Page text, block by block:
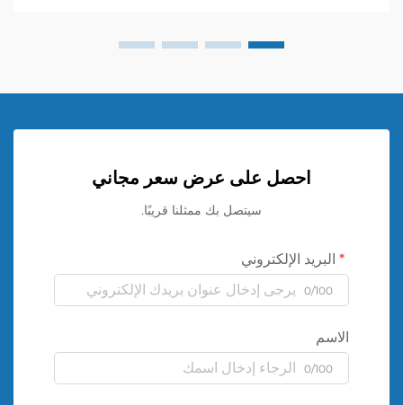
احصل على عرض سعر مجاني
سيتصل بك ممثلنا قريبًا.
البريد الإلكتروني
0/100
الاسم
0/100